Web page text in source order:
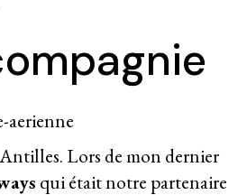
Lors de mon dernier
qui était notre partenaire